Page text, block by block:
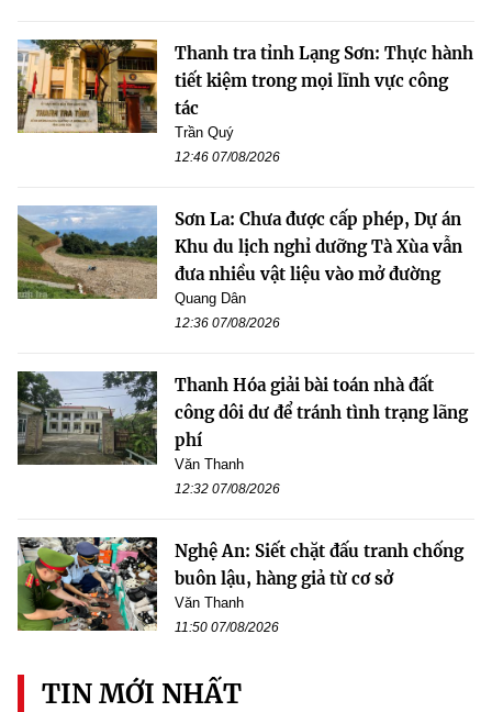
Thanh tra tỉnh Lạng Sơn: Thực hành
tiết kiệm trong mọi lĩnh vực công
tác
Trần Quý
12:46 07/08/2026
Sơn La: Chưa được cấp phép, Dự án
Khu du lịch nghỉ dưỡng Tà Xùa vẫn
đưa nhiều vật liệu vào mở đường
Quang Dân
12:36 07/08/2026
Thanh Hóa giải bài toán nhà đất
công dôi dư để tránh tình trạng lãng
phí
Văn Thanh
12:32 07/08/2026
Nghệ An: Siết chặt đấu tranh chống
buôn lậu, hàng giả từ cơ sở
Văn Thanh
11:50 07/08/2026
TIN MỚI NHẤT